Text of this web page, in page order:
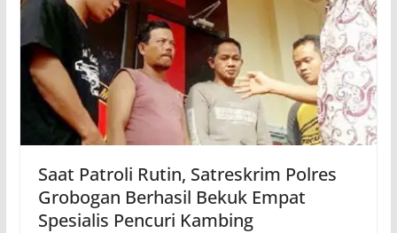
Saat Patroli Rutin, Satreskrim Polres
Grobogan Berhasil Bekuk Empat
Spesialis Pencuri Kambing